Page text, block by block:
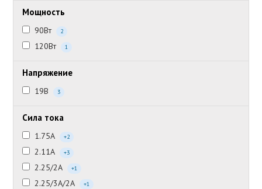
Мощность
90Вт 2
120Вт 1
Напряжение
19В 3
Сила тока
1.75А +2
2.11А +3
2.25/2А +1
2.25/3А/2А +1